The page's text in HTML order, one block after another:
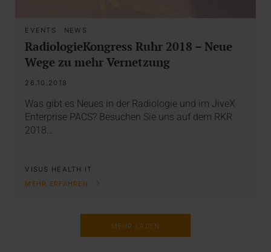
EVENTS · NEWS
RadiologieKongress Ruhr 2018 – Neue
Wege zu mehr Vernetzung
26.10.2018
Was gibt es Neues in der Radiologie und im JiveX
Enterprise PACS? Besuchen Sie uns auf dem RKR
2018…
VISUS HEALTH IT
MEHR ERFAHREN
MEHR LADEN